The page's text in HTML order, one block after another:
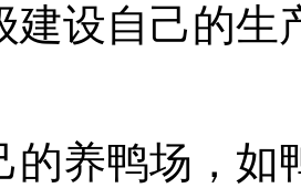
建设自己的
的养鸭场，